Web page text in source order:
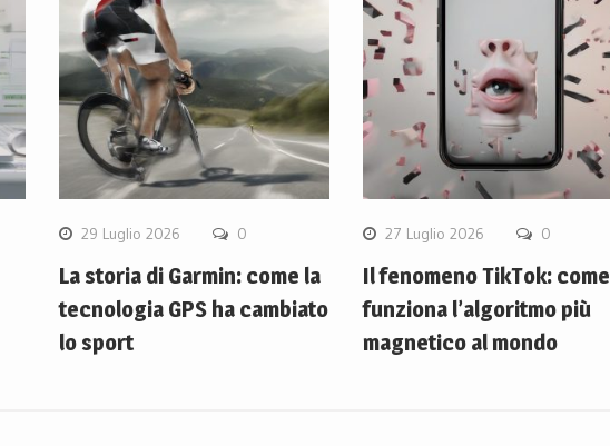
29 Luglio 2026 0
La storia di Garmin: come la
tecnologia GPS ha cambiato
lo sport
27 Luglio 2026 0
Il fenomeno TikTok: come
funziona l’algoritmo più
magnetico al mondo